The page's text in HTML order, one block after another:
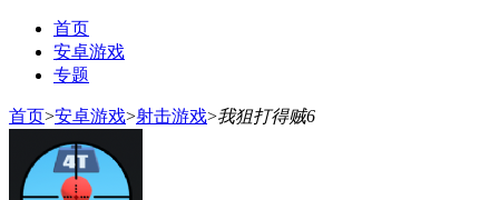
首页
安卓游戏
专题
首页>安卓游戏>射击游戏>我狙打得贼6